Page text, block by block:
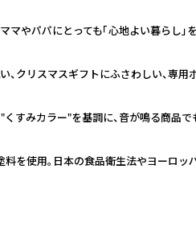
やパパにとっても「心地よい暮らし
、クリスマスギフトにふさわしい、専
すみカラー"を基調に、音が鳴る商品
を使用。日本の食品衛生法やヨーロ